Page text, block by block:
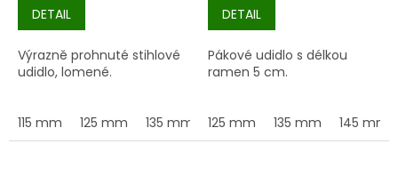
DETAIL
Výrazně prohnuté stihlové
udidlo, lomené.
115 mm 125 mm 135 mm 145 mm 155 mm
DETAIL
Pákové udidlo s délkou
ramen 5 cm.
125 mm 135 mm 145 mm